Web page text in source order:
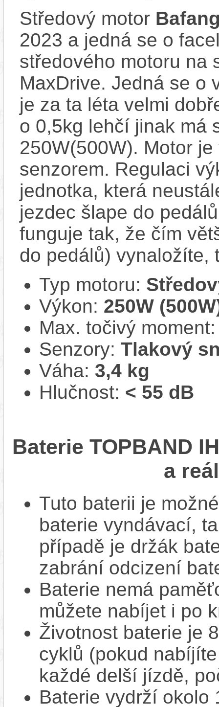
Středový motor
2023 a jedná se o
středového motoru na
MaxDrive. Jedná se o
je za ta léta velmi
o 0,5kg lehčí jinak má
250W(500W). Motor
senzorem. Regulaci
jednotka, která
jezdec šlape do
funguje tak, že čím
do pedálů) vynaložíte,
Typ motoru:
Výkon: 250W
Max. točivý
Senzory: Tlakový
Váha: 3,4 kg
Hlučnost: < 55 dB
Baterie TOPBAND
a
Tuto baterii je
baterie vyndávací,
případě je držák
zabrání odcizení
Baterie nemá
můžete nabíjet i po
Životnost baterie je
cyklů (pokud
každé delší jízdě,
Baterie vydrží okolo